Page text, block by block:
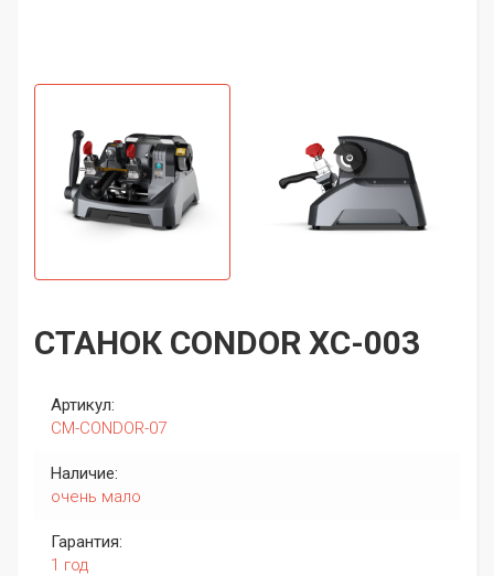
СТАНОК CONDOR XC-003
Артикул:
CM-CONDOR-07
Наличие:
очень мало
Гарантия:
1 год